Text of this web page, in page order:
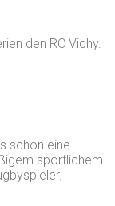
den RC Vichy.
schon eine
sportlichem